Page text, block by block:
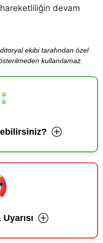
devam
ekibi tarafından özel
kullanılamaz.